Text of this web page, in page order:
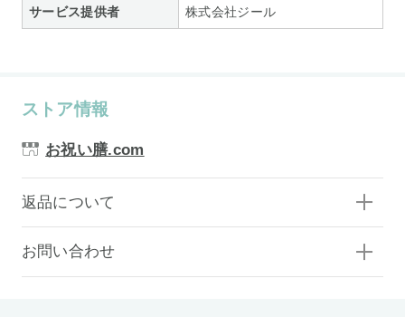
サービス提供者 株式会社ジール
ストア情報
お祝い膳.com
返品について
お問い合わせ